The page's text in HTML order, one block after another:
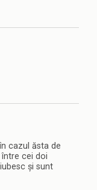
cazul ăsta de
cei doi
și sunt